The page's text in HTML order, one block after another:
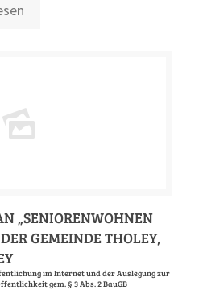
„SENIORENWOHNEN
GEMEINDE THOLEY,
im Internet und der Auslegung zur
gem. § 3 Abs. 2 BauGB